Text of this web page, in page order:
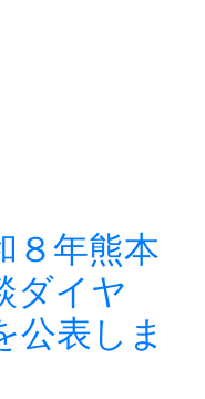
８年熊本
ダイヤ
公表しま